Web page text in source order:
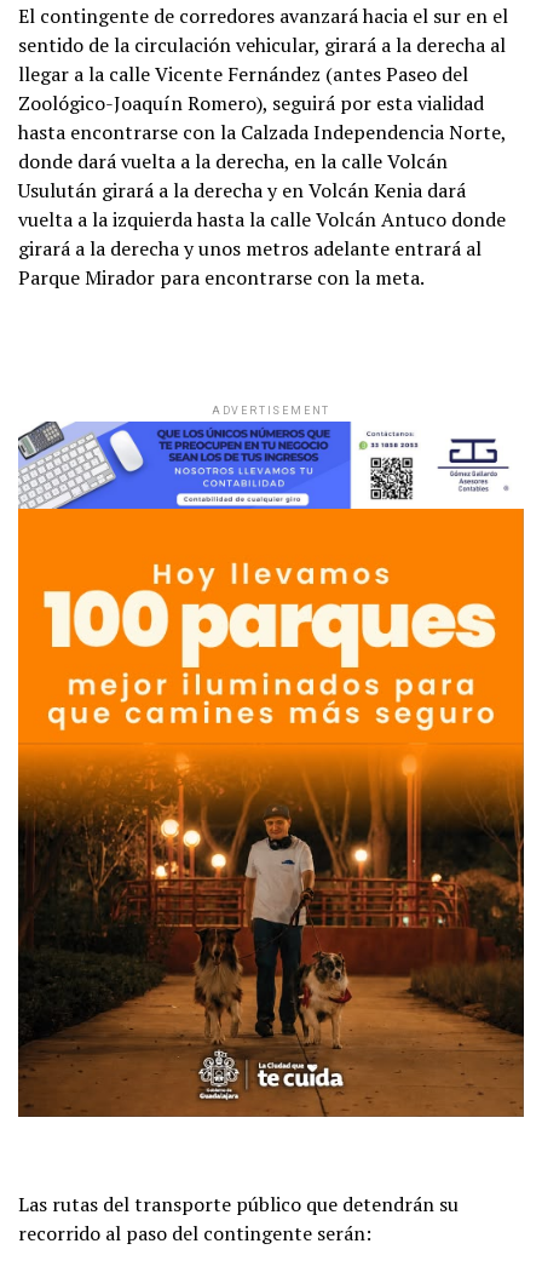
El contingente de corredores avanzará hacia el sur en el
sentido de la circulación vehicular, girará a la derecha al
llegar a la calle Vicente Fernández (antes Paseo del
Zoológico-Joaquín Romero), seguirá por esta vialidad
hasta encontrarse con la Calzada Independencia Norte,
donde dará vuelta a la derecha, en la calle Volcán
Usulután girará a la derecha y en Volcán Kenia dará
vuelta a la izquierda hasta la calle Volcán Antuco donde
girará a la derecha y unos metros adelante entrará al
Parque Mirador para encontrarse con la meta.
ADVERTISEMENT
Las rutas del transporte público que detendrán su
recorrido al paso del contingente serán: